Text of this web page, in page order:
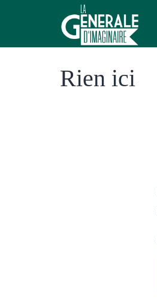
Générale
Rien ici